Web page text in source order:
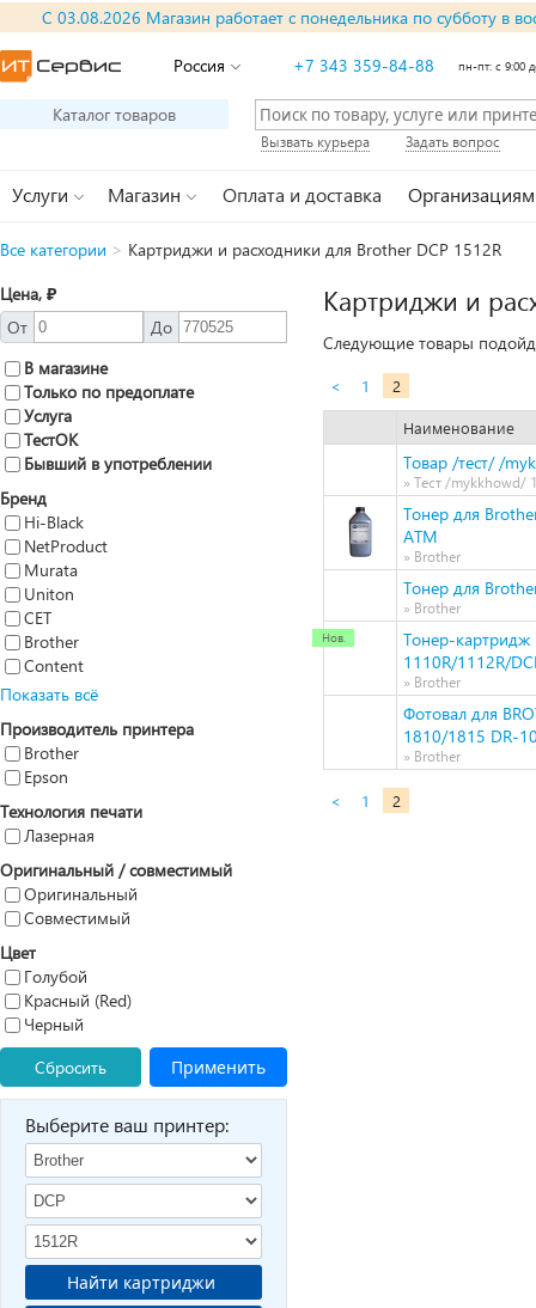
С 03.08.2026 Магазин работает с понедельника по субботу в
Россия +7 343 359-84-88 пн-пт: с 9:00
Каталог товаров
Вызвать курьера Задать вопрос
Услуги Магазин Оплата и доставка Организациям
Все категории > Картриджи и расходники для Brother DCP 1512R
Цена, ₽
От
До
В магазине
Только по предоплате
Услуга
ТестОК
Бывший в употреблении
Бренд
Hi-Black
NetProduct
Murata
Uniton
CET
Brother
Content
Показать всё
Производитель принтера
Brother
Epson
Технология печати
Лазерная
Оригинальный / совместимый
Оригинальный
Совместимый
Цвет
Голубой
Красный (Red)
Черный
Сбросить
Применить
Выберите ваш принтер:
Найти картриджи
Картриджи и
Следующие товары
< 1 2
Наименование
Товар /тест/ /
» Тест /mykkhowd/
Тонер для
ATM
» Brother
Тонер для
» Brother
Тонер-картридж
1110R/1112R/
» Brother
Фотовал для
1810/1815 DR-
» Brother
< 1 2